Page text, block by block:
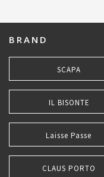
BRAND
SCAPA
IL BISONTE
Laisse Passe
CLAUS PORTO